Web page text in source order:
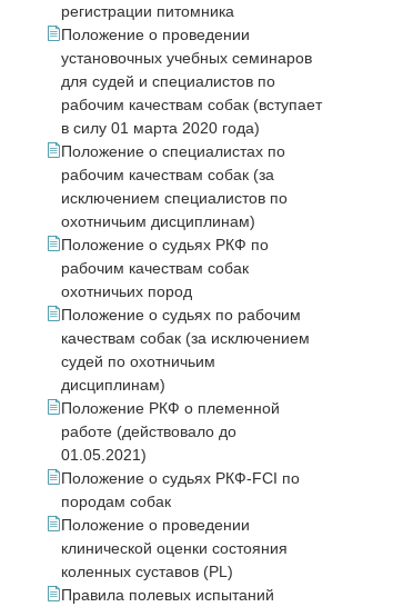
регистрации питомника
Положение о проведении
установочных учебных семинаров
для судей и специалистов по
рабочим качествам собак (вступает
в силу 01 марта 2020 года)
Положение о специалистах по
рабочим качествам собак (за
исключением специалистов по
охотничьим дисциплинам)
Положение о судьях РКФ по
рабочим качествам собак
охотничьих пород
Положение о судьях по рабочим
качествам собак (за исключением
судей по охотничьим
дисциплинам)
Положение РКФ о племенной
работе (действовало до
01.05.2021)
Положение о судьях РКФ-FCI по
породам собак
Положение о проведении
клинической оценки состояния
коленных суставов (PL)
Правила полевых испытаний